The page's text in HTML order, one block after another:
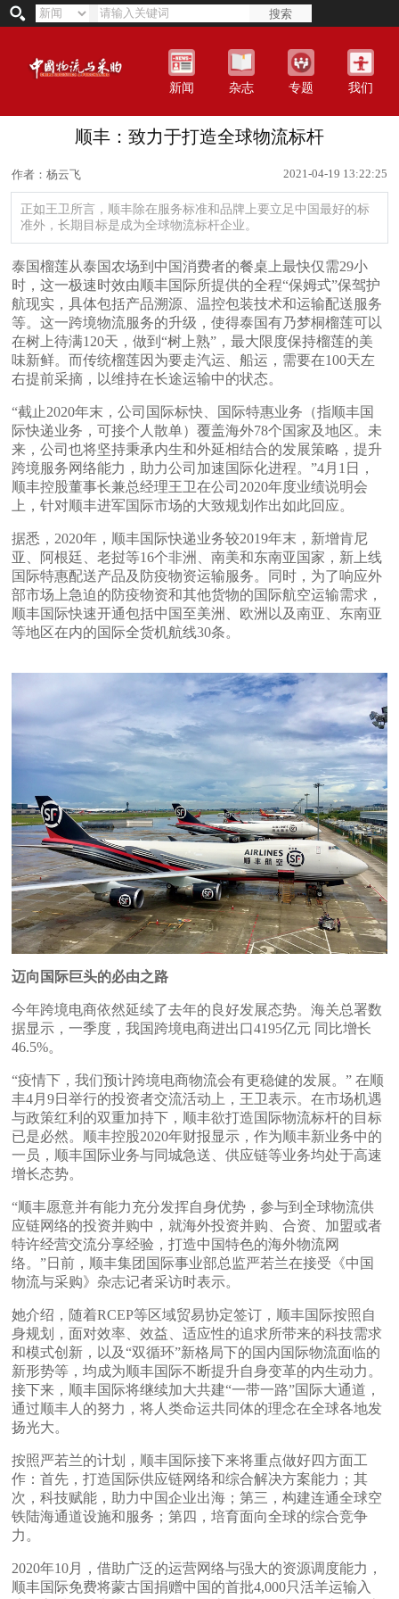
搜索
新闻 杂志 专题 我们
顺丰：致力于打造全球物流标杆
作者：杨云飞 2021-04-19 13:22:25
正如王卫所言，顺丰除在服务标准和品牌上要立足中国最好的标
准外，长期目标是成为全球物流标杆企业。
泰国榴莲从泰国农场到中国消费者的餐桌上最快仅需29小
时，这一极速时效由顺丰国际所提供的全程“保姆式”保驾护
航现实，具体包括产品溯源、温控包装技术和运输配送服务
等。这一跨境物流服务的升级，使得泰国有乃梦桐榴莲可以
在树上待满120天，做到“树上熟”，最大限度保持榴莲的美
味新鲜。而传统榴莲因为要走汽运、船运，需要在100天左
右提前采摘，以维持在长途运输中的状态。
“截止2020年末，公司国际标快、国际特惠业务（指顺丰国
际快递业务，可接个人散单）覆盖海外78个国家及地区。未
来，公司也将坚持秉承内生和外延相结合的发展策略，提升
跨境服务网络能力，助力公司加速国际化进程。”4月1日，
顺丰控股董事长兼总经理王卫在公司2020年度业绩说明会
上，针对顺丰进军国际市场的大致规划作出如此回应。
据悉，2020年，顺丰国际快递业务较2019年末，新增肯尼
亚、阿根廷、老挝等16个非洲、南美和东南亚国家，新上线
国际特惠配送产品及防疫物资运输服务。同时，为了响应外
部市场上急迫的防疫物资和其他货物的国际航空运输需求，
顺丰国际快速开通包括中国至美洲、欧洲以及南亚、东南亚
等地区在内的国际全货机航线30条。
迈向国际巨头的必由之路
今年跨境电商依然延续了去年的良好发展态势。海关总署数
据显示，一季度，我国跨境电商进出口4195亿元 同比增长
46.5%。
“疫情下，我们预计跨境电商物流会有更稳健的发展。” 在顺
丰4月9日举行的投资者交流活动上，王卫表示。在市场机遇
与政策红利的双重加持下，顺丰欲打造国际物流标杆的目标
已是必然。顺丰控股2020年财报显示，作为顺丰新业务中的
一员，顺丰国际业务与同城急送、供应链等业务均处于高速
增长态势。
“顺丰愿意并有能力充分发挥自身优势，参与到全球物流供
应链网络的投资并购中，就海外投资并购、合资、加盟或者
特许经营交流分享经验，打造中国特色的海外物流网
络。”日前，顺丰集团国际事业部总监严若兰在接受《中国
物流与采购》杂志记者采访时表示。
她介绍，随着RCEP等区域贸易协定签订，顺丰国际按照自
身规划，面对效率、效益、适应性的追求所带来的科技需求
和模式创新，以及“双循环”新格局下的国内国际物流面临的
新形势等，均成为顺丰国际不断提升自身变革的内生动力。
接下来，顺丰国际将继续加大共建“一带一路”国际大通道，
通过顺丰人的努力，将人类命运共同体的理念在全球各地发
扬光大。
按照严若兰的计划，顺丰国际接下来将重点做好四方面工
作：首先，打造国际供应链网络和综合解决方案能力；其
次，科技赋能，助力中国企业出海；第三，构建连通全球空
铁陆海通道设施和服务；第四，培育面向全球的综合竞争
力。
2020年10月，借助广泛的运营网络与强大的资源调度能力，
顺丰国际免费将蒙古国捐赠中国的首批4,000只活羊运输入